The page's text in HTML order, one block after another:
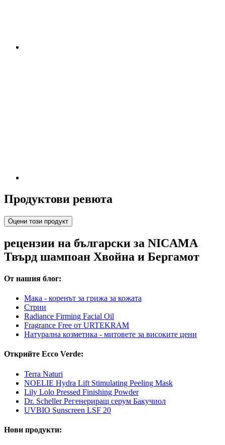
Продуктови ревюта
Оцени този продукт
рецензии на български за NICAMA
Твърд шампоан Хвойна и Бергамот
От нашия блог:
Мака - коренът за грижа за кожата
Стрии
Radiance Firming Facial Oil
Fragrance Free от URTEKRAM
Натурална козметика - митовете за високите цени
Открийте Ecco Verde:
Terra Naturi
NOELIE Hydra Lift Stimulating Peeling Mask
Lily Lolo Pressed Finishing Powder
Dr. Scheller Регенериращ серум Бакучиол
UVBIO Sunscreen LSF 20
Нови продукти: